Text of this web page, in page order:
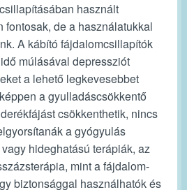
használt
fontosak, de a használatukkal
A kábító fájdalomcsillapítók
múlásával depressziót
a lehető legkevesebbet
a gyulladáscsökkentő
csökkenthetik, nincs
a gyógyulás
hideghatású terápiák, az
mint a fájdalom-
biztonsággal használhatók és